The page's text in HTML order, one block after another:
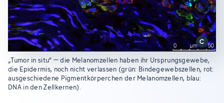
„Tumor in situ“ – die Melanomzellen haben ihr Ursprungsgewebe,
die Epidermis, noch nicht verlassen (grün: Bindegewebszellen, rot:
ausgeschiedene Pigmentkörperchen der Melanomzellen, blau:
DNA in den Zellkernen).